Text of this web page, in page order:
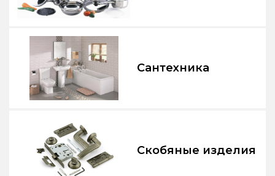
Сантехника
Скобяные изделия